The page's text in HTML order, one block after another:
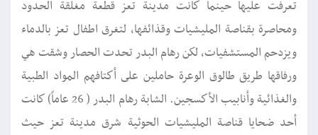
تعرفت عليها حينما كانت مدينة تعز قطعة مغلقة الحدود
ومحاصرة بقناصة المليشيات وقذائفها، لتغرق اطفال تعز بالدماء
ويزدحم المستشفيات، لكن رهام البدر تحدت الحصار وشقت هي
ورفاقها طريق طالوق الوعرة حاملين على أكتافهم المواد الطبية
والغذائية وأنابيب الأكسجين. الشابة رهام البدر ( 26 عاماً) كانت
أحد ضحايا قناصة المليشيات الحوثية شرق مدينة تعز حيث